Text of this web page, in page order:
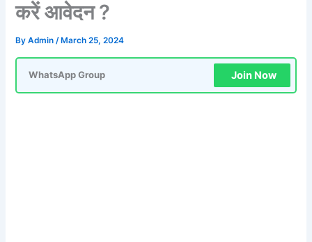
करें आवेदन ?
ByAdmin/ March 25, 2024
WhatsApp Group Join Now